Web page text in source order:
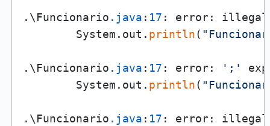
.\Funcionario .java : 17 : error: illegal
        System.out.
println(
.\Funcionario .java : 17 : error: ';'
        System.out.
println(
.\Funcionario .java : 17 : error: illegal